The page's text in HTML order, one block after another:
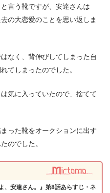
言う靴ですが、安達さんは
の大恋愛のことを思い返しま
なく、背伸びしてしまった自
てしまったのでした。
気に入っていたので、捨てて
った靴をオークションに出す
のでした。
、安達さん。』第8話あらすじ・ネ